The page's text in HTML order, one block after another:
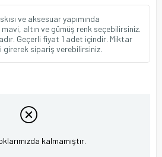
ve aksesuar yapımında
altın ve gümüş renk seçebilirsiniz.
Geçerli fiyat 1 adet içindir. Miktar
girerek sipariş verebilirsiniz.
kalmamıştır.